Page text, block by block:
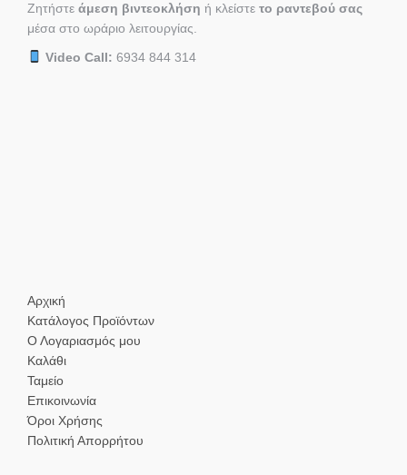
Ζητήστε άμεση βιντεοκλήση ή κλείστε το ραντεβού σας
μέσα στο ωράριο λειτουργίας.
Video Call: 6934 844 314
Αρχική
Κατάλογος Προϊόντων
Ο Λογαριασμός μου
Καλάθι
Ταμείο
Επικοινωνία
Όροι Χρήσης
Πολιτική Απορρήτου